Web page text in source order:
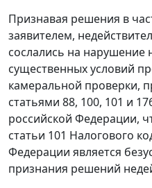
Признавая решения в
заявителем,
сослались на нарушение
существенных условий
камеральной проверки,
статьями 88, 100, 101 и
российской Федерации,
статьи 101 Налогового
Федерации является
признания решений